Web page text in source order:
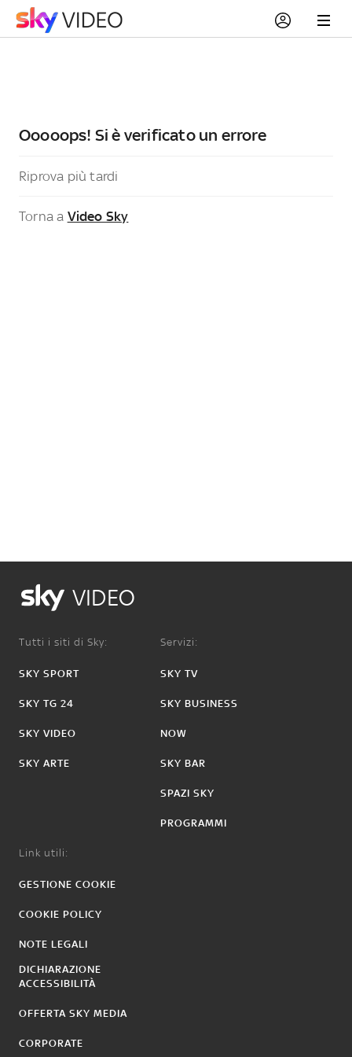
Ooooops! Si è verificato un errore
Riprova più tardi
Torna a Video Sky
VIDEO
Tutti i siti di Sky:
SKY SPORT
SKY TG 24
SKY VIDEO
SKY ARTE
Servizi:
SKY TV
SKY BUSINESS
NOW
SKY BAR
SPAZI SKY
PROGRAMMI
Link utili:
GESTIONE COOKIE
COOKIE POLICY
NOTE LEGALI
DICHIARAZIONE
ACCESSIBILITÀ
OFFERTA SKY MEDIA
CORPORATE